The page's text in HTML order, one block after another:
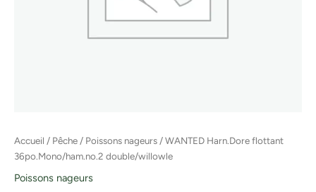
Accueil / Pêche / Poissons nageurs / WANTED Harn.Dore flottant
36po.Mono/ham.no.2 double/willowle
Poissons nageurs